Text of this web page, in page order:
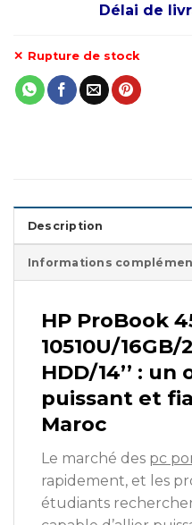
Délai de
Rupture de stock
Description
Informations
HP ProBook
10510U/16GB/
HDD/14’’ :
puissant et
Maroc
Le marché des pc
rapidement, et les
étudiants